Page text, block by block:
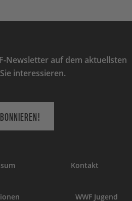
Newsletter auf dem aktuellsten
interessieren.
Kontakt
WWF Jugend